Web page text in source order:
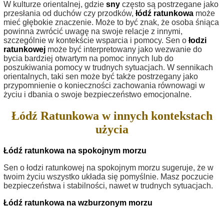
W kulturze orientalnej, gdzie sny często są postrzegane jako
przesłania od duchów czy przodków, łódź ratunkowa może
mieć głębokie znaczenie. Może to być znak, że osoba śniąca
powinna zwrócić uwagę na swoje relacje z innymi,
szczególnie w kontekście wsparcia i pomocy. Sen o łodzi
ratunkowej może być interpretowany jako wezwanie do
bycia bardziej otwartym na pomoc innych lub do
poszukiwania pomocy w trudnych sytuacjach. W sennikach
orientalnych, taki sen może być także postrzegany jako
przypomnienie o konieczności zachowania równowagi w
życiu i dbania o swoje bezpieczeństwo emocjonalne.
Łódź Ratunkowa w innych kontekstach
użycia
Łódź ratunkowa na spokojnym morzu
Sen o łodzi ratunkowej na spokojnym morzu sugeruje, że w
twoim życiu wszystko układa się pomyślnie. Masz poczucie
bezpieczeństwa i stabilności, nawet w trudnych sytuacjach.
Łódź ratunkowa na wzburzonym morzu